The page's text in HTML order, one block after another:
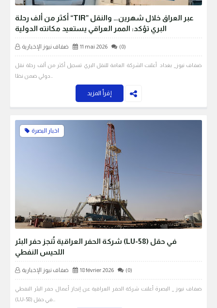
أكثر من ألف رحلة “TIR” عبر العراق خلال شهرين… والنقل
البري تؤكد: الممر العراقي يستعيد مكانته الدولية
ضفاف نيوز الإخبارية 11 mai 2026 (0)
ضفاف نيوز_ بغداد أعلنت الشركة العامة للنقل البري تسجيل أكثر من ألف رحلة نقل
إقرأ المزيد
اخبار البصرة
شركة الحفر العراقية تُنجز حفر البئر (LU-58) في حقل
اللحيس النفطي
ضفاف نيوز الإخبارية 18 février 2026 (0)
ضفاف نيوز _ البصرة أعلنت شركة الحفر العراقية عن إنجاز أعمال حفر البئر النفطي